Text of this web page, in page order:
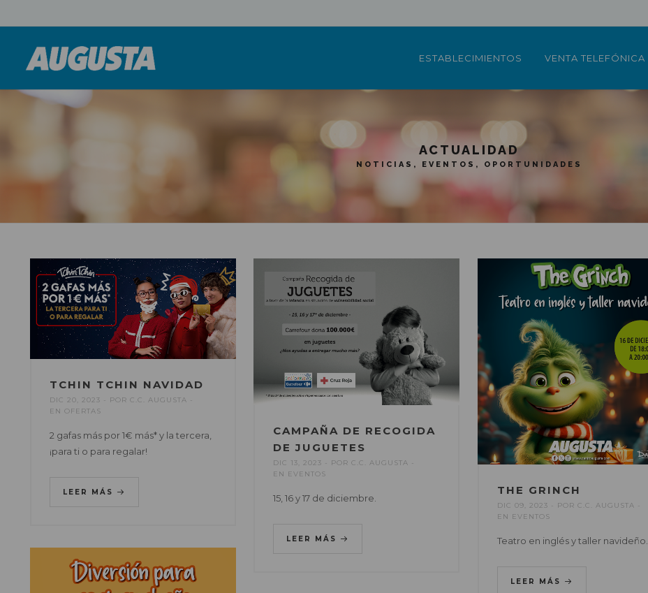
ESTABLECIMIENTOS VENTA TELEFÓNICA
ACTUALIDAD
NOTICIAS, EVENTOS, OPORTUNIDADES
TCHIN TCHIN NAVIDAD
DIC 20, 2023 POR C.C. AUGUSTA
EN OFERTAS
2 gafas más por 1€ más* y la tercera,
¡para ti o para regalar!
LEER MÁS
CAMPAÑA DE RECOGIDA
DE JUGUETES
DIC 13, 2023 POR C.C. AUGUSTA
EN EVENTOS
15, 16 y 17 de diciembre.
LEER MÁS
THE GRINCH
DIC 09, 2023 POR C.C. AUGUSTA
EN EVENTOS
Teatro en inglés y taller navideño.
LEER MÁS